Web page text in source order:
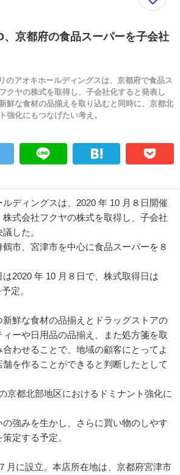
、京都府の食品スーパーを子会社
のアオキホールディングスは、京都府で食品ス
クヤの株式を取得し、子会社化すると発表し
鮮な食材の品揃えを取り込むと同時に、京都北
強化にもつなげたい考え。
ディングスは、2020 年 10 月８日開催
式会社フクヤの株式を取得し、子会社
した。
市、宮津市を中心に食品スーパーを８
2020 年 10 月８日で、株式取得日は
定。
鮮な食材の品揃えとドラッグストアの
ーや日用品の品揃え、また処方箋を取
わせることで、地域の顧客にとってよ
舗を作ることができると判断したとして
京都北部地区におけるドミナント強化に
強みを生かし、さらに買い物のしやす
定する予定。
月に設立。本店所在地は、京都府宮津市